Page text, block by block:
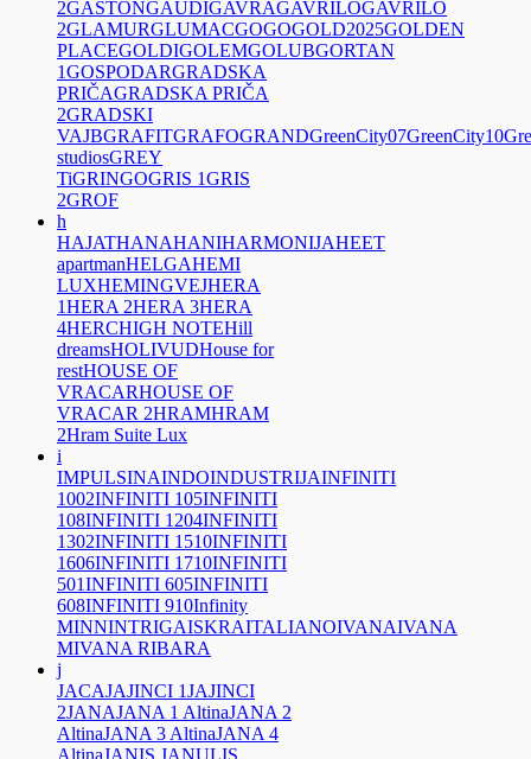
2GASTONGAUDIGAVRAGAVRILOGAVRILO
2GLAMURGLUMACGOGOGOLD2025GOLDEN
PLACEGOLDIGOLEMGOLUBGORTAN
1GOSPODARGRADSKA
PRIČAGRADSKA PRIČA
2GRADSKI
VAJBGRAFITGRAFOGRANDGreenCity07GreenCity10
studiosGREY
TiGRINGOGRIS 1GRIS
2GROF
h
HAJATHANAHANIHARMONIJAHEET
apartmanHELGAHEMI
LUXHEMINGVEJHERA
1HERA 2HERA 3HERA
4HERCHIGH NOTEHill
dreamsHOLIVUDHouse for
restHOUSE OF
VRACARHOUSE OF
VRACAR 2HRAMHRAM
2Hram Suite Lux
i
IMPULSINAINDOINDUSTRIJAINFINITI
1002INFINITI 105INFINITI
108INFINITI 1204INFINITI
1302INFINITI 1510INFINITI
1606INFINITI 1710INFINITI
501INFINITI 605INFINITI
608INFINITI 910Infinity
MINNINTRIGAISKRAITALIANOIVANAIVANA
MIVANA RIBARA
j
JACAJAJINCI 1JAJINCI
2JANAJANA 1 AltinaJANA 2
AltinaJANA 3 AltinaJANA 4
AltinaJANIS JANULIS